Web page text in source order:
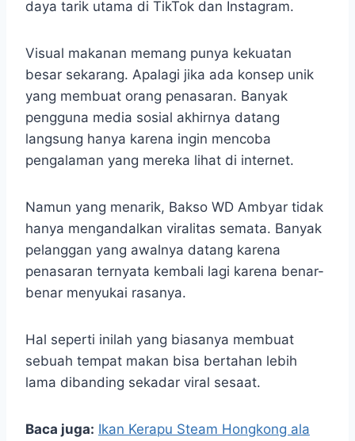
daya tarik utama di TikTok dan Instagram.
Visual makanan memang punya kekuatan
besar sekarang. Apalagi jika ada konsep unik
yang membuat orang penasaran. Banyak
pengguna media sosial akhirnya datang
langsung hanya karena ingin mencoba
pengalaman yang mereka lihat di internet.
Namun yang menarik, Bakso WD Ambyar tidak
hanya mengandalkan viralitas semata. Banyak
pelanggan yang awalnya datang karena
penasaran ternyata kembali lagi karena benar-
benar menyukai rasanya.
Hal seperti inilah yang biasanya membuat
sebuah tempat makan bisa bertahan lebih
lama dibanding sekadar viral sesaat.
Baca juga: Ikan Kerapu Steam Hongkong ala